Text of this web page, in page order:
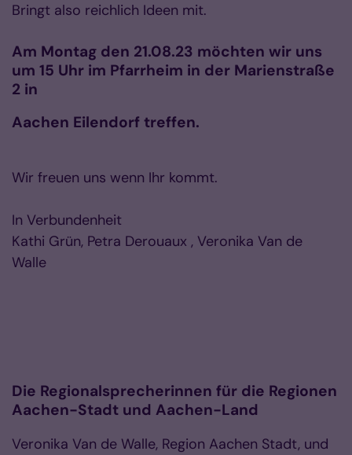
Bringt also reichlich Ideen mit.
Am Montag den 21.08.23 möchten wir uns
um 15 Uhr im Pfarrheim in der Marienstraße
2 in
Aachen Eilendorf treffen.
Wir freuen uns wenn Ihr kommt.
In Verbundenheit
Kathi Grün, Petra Derouaux , Veronika Van de
Walle
Die Regionalsprecherinnen für die Regionen
Aachen-Stadt und Aachen-Land
Veronika Van de Walle, Region Aachen Stadt, und